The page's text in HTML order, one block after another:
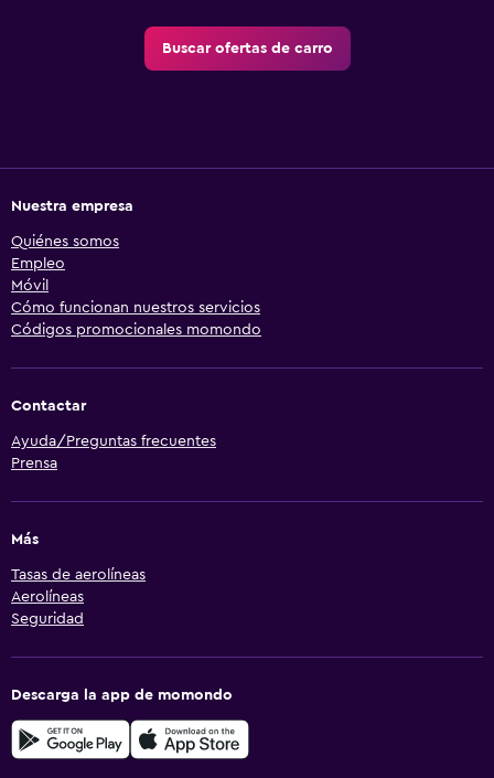
Buscar ofertas de carro
Nuestra empresa
Quiénes somos
Empleo
Móvil
Cómo funcionan nuestros servicios
Códigos promocionales momondo
Contactar
Ayuda/Preguntas frecuentes
Prensa
Más
Tasas de aerolíneas
Aerolíneas
Seguridad
Descarga la app de momondo